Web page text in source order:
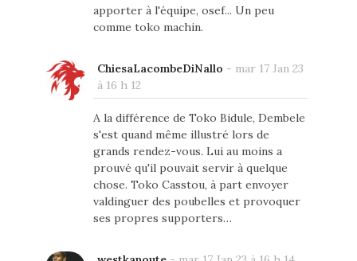
apporter à l'équipe, osef... Un peu
comme toko machin.
ChiesaLacombeDiNallo - mar 17 Jan 23
à 16 h 12
A la différence de Toko Bidule, Dembele
s'est quand même illustré lors de
grands rendez-vous. Lui au moins a
prouvé qu'il pouvait servir à quelque
chose. Toko Casstou, à part envoyer
valdinguer des poubelles et provoquer
ses propres supporters…